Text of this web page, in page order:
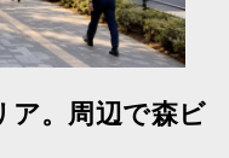
ア。周辺で森ビ